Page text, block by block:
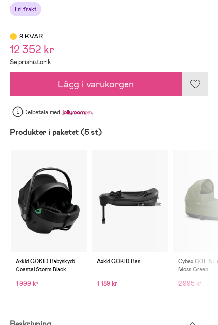
Fri frakt
9 KVAR
12 352 kr
Se prishistorik
Lägg i varukorgen
Delbetalamed
Produkter i paketet (5 st)
Axkid GOKID Babyskydd,
Coastal Storm Black
1 999 kr
Axkid GOKID Bas
1 189 kr
Cybex COT S
Moss Green
2 995 kr